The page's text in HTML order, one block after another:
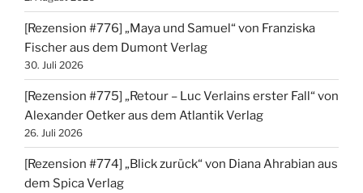
[Rezension #776] „Maya und Samuel“ von Franziska
Fischer aus dem Dumont Verlag
30. Juli 2026
[Rezension #775] „Retour – Luc Verlains erster Fall“ von
Alexander Oetker aus dem Atlantik Verlag
26. Juli 2026
[Rezension #774] „Blick zurück“ von Diana Ahrabian aus
dem Spica Verlag